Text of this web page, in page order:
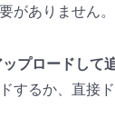
がありません。
プロードして
するか、直接